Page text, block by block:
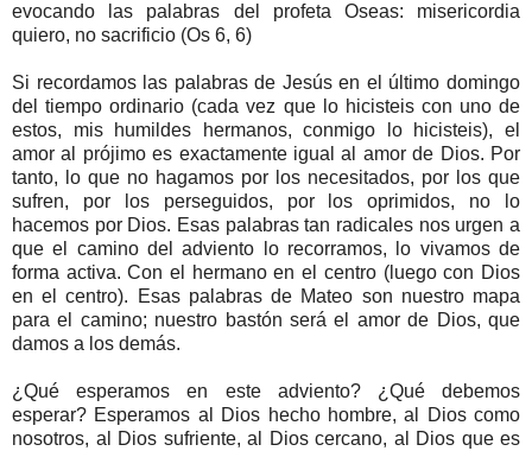
evocando las palabras del profeta Oseas: misericordia
quiero, no sacrificio (Os 6, 6)
Si recordamos las palabras de Jesús en el último domingo
del tiempo ordinario (cada vez que lo hicisteis con uno de
estos, mis humildes hermanos, conmigo lo hicisteis), el
amor al prójimo es exactamente igual al amor de Dios. Por
tanto, lo que no hagamos por los necesitados, por los que
sufren, por los perseguidos, por los oprimidos, no lo
hacemos por Dios. Esas palabras tan radicales nos urgen a
que el camino del adviento lo recorramos, lo vivamos de
forma activa. Con el hermano en el centro (luego con Dios
en el centro). Esas palabras de Mateo son nuestro mapa
para el camino; nuestro bastón será el amor de Dios, que
damos a los demás.
¿Qué esperamos en este adviento? ¿Qué debemos
esperar? Esperamos al Dios hecho hombre, al Dios como
nosotros, al Dios sufriente, al Dios cercano, al Dios que es